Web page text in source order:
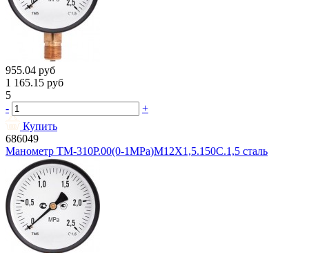
955.04 руб
1 165.15 руб
5
-
+
Купить
686049
Манометр ТМ-310Р.00(0-1MPa)M12X1,5.150С.1,5 сталь